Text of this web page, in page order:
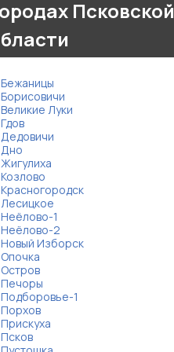
Псковской
Бежаницы
Борисовичи
Великие Луки
Гдов
Дедовичи
Дно
Жигулиха
Козлово
Красногородск
Лесицкое
Неёлово-1
Неёлово-2
Новый Изборск
Опочка
Остров
Печоры
Подборовье-1
Порхов
Прискуха
Псков